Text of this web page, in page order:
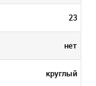
23
нет
круглый